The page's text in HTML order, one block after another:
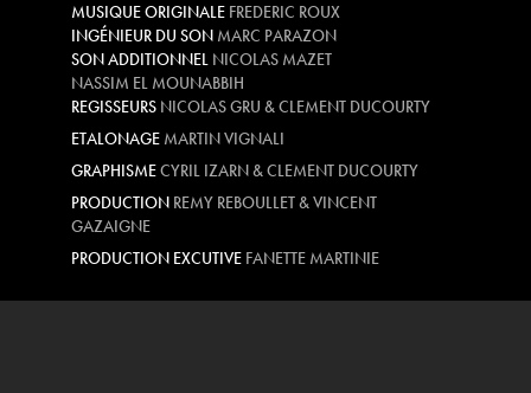
MUSIQUE ORIGINALE FREDERIC ROUX
INGÉNIEUR DU SON MARC PARAZON
SON ADDITIONNEL NICOLAS MAZET
NASSIM EL MOUNABBIH
REGISSEURS NICOLAS GRU & CLEMENT DUCOURTY
ETALONAGE MARTIN VIGNALI
GRAPHISMECYRIL IZARN & CLEMENT DUCOURTY
PRODUCTION REMY REBOULLET & VINCENT
GAZAIGNE
PRODUCTION EXCUTIVE FANETTE MARTINIE